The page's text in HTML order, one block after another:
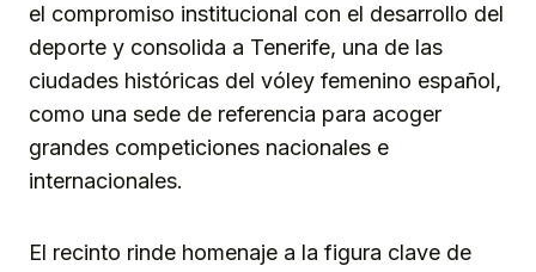
el compromiso institucional con el desarrollo del
deporte y consolida a Tenerife, una de las
ciudades históricas del vóley femenino español,
como una sede de referencia para acoger
grandes competiciones nacionales e
internacionales.
El recinto rinde homenaje a la figura clave de